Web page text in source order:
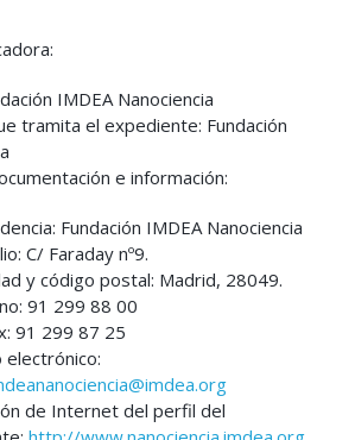
IMDEA Nanociencia
tramita el expediente: Fundación
e información:
Fundación IMDEA Nanociencia
C/ Faraday nº9.
y código postal: Madrid, 28049.
91 299 88 00
91 299 87 25
electrónico:
de Internet del perfil del